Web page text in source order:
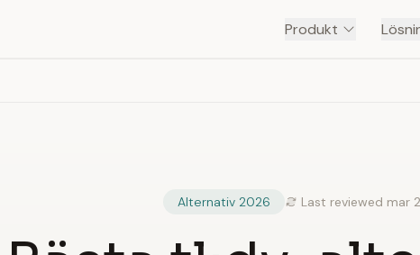
Produkt
Alternativ 2026 Last reviewed mar